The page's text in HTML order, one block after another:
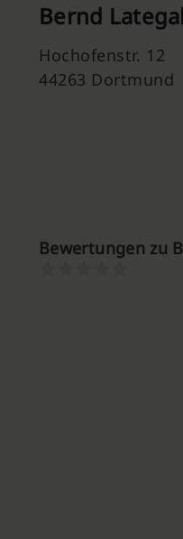
Bernd
Hochofenstr. 12
44263 Dortmund
Bewertungen zu